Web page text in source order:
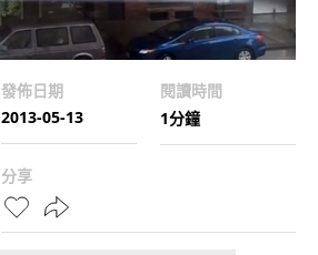
發佈日期
2013-05-13
閱讀時間
1分鐘
分享